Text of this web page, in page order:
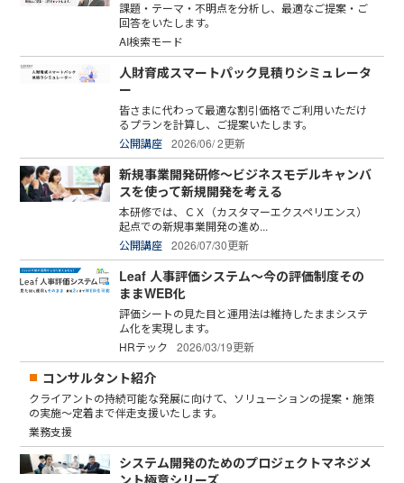
課題・テーマ・不明点を分析し、最適なご提案・ご
回答をいたします。
AI検索モード
人財育成スマートパック見積りシミュレータ
ー
皆さまに代わって最適な割引価格でご利用いただけ
るプランを計算し、ご提案いたします。
公開講座 2026/06/ 2更新
新規事業開発研修～ビジネスモデルキャンバ
スを使って新規開発を考える
本研修では、ＣＸ（カスタマーエクスペリエンス）
起点での新規事業開発の進め...
公開講座 2026/07/30更新
Leaf 人事評価システム～今の評価制度その
ままWEB化
評価シートの見た目と運用法は維持したままシステ
ム化を実現します。
HRテック
2026/03/19更新
コンサルタント紹介
クライアントの持続可能な発展に向けて、ソリューションの提案・施策
の実施～定着まで伴走支援いたします。
業務支援
システム開発のためのプロジェクトマネジメ
ント極意シリーズ